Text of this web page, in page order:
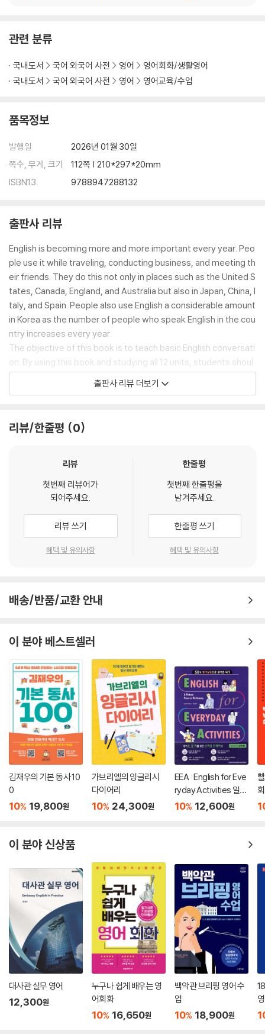
관련 분류
국내도서 국어 외국어 사전 영어
영어회화/생활영어
국내도서
국어 외국어 사전 영어 영어교육/수업
품목정보
발행일
2026년 01월 30일
쪽수, 무게, 크기
112쪽 | 210*297*20mm
ISBN13
9788947288132
출판사 리뷰
English is becoming more and more important every year. Peo
ple use it while traveling, conducting business, and meeting th
eir friends. They do this not only in places such as the United S
tates, Canada, England, and Australia but also in Japan, China, I
taly, and Spain. People also use English a considerable amount
in Korea as the number of people who speak English in the cou
ntry increases every year.
The objective of this book is to teach basic English conversati
on. By using this book and studying all 12 units, students shoul
d be able to reach this goal. They should also be able to carry
on basic English conversations about a wide variety of topics.
each chapter focuses on different topics. These topics are b
th, looks, and clothes. Students will discover that when they u
age and grammar that is covered in this book.
This book is intended to be used in a classroom setting. Howe
ver, it can also be used by those individuals who are intereste
d in learning English alone. While studying this book does not g
studies of the English language.
Stephen Poirier
출판사 리뷰 더보기
리뷰/한줄평 0
리뷰
첫번째 리뷰어가
되어주세요.
리뷰 쓰기
혜택 및 유의사항
한줄평
첫번째 한줄평을
남겨주세요.
한줄평 쓰기
혜택 및 유의사항
배송/반품/교환 안내
이 분야 베스트셀러
김재우의 기본 동사 10
0
10% 19,800원
가브리엘의 잉글리시
다이어리
10% 24,300원
EEA : English for Eve
ryday Activities 일상
표현 낭독편
10% 12,600원
이 분야 신상품
대사관 실무 영어
12,300원
누구나 쉽게 배우는 영
어회화
10% 16,650원
백악관 브리핑 영어 수
업
10% 18,900원